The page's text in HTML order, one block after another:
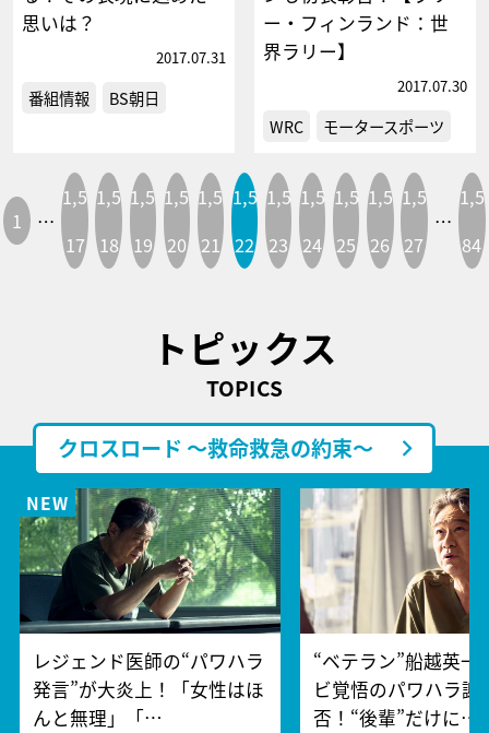
思いは？
2017.07.31
番組情報 BS朝日
ー・フィンランド：世
界ラリー】
2017.07.30
WRC モータースポーツ
1 …
1,5
17
1,5
18
1,5
19
1,5
20
1,5
21
1,5
22
1,5
23
1,5
24
1,5
25
1,5
26
1,5
27
…
1,5
84
トピックス
TOPICS
クロスロード ～救命救急の約束～
レジェンド医師の“パワハラ
発言”が大炎上！「女性はほ
んと無理」「…
“ベテラン”船越英一
ビ覚悟のパワハラ謝
否！“後輩”だけに…